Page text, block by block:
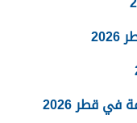
قطر 2026